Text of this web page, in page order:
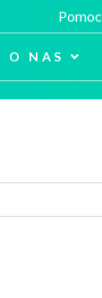
Pomoc
O NAS